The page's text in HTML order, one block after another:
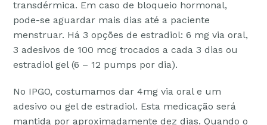
transdérmica. Em caso de bloqueio hormonal,
pode-se aguardar mais dias até a paciente
menstruar. Há 3 opções de estradiol: 6 mg via oral,
3 adesivos de 100 mcg trocados a cada 3 dias ou
estradiol gel (6 – 12 pumps por dia).
No IPGO, costumamos dar 4mg via oral e um
adesivo ou gel de estradiol. Esta medicação será
mantida por aproximadamente dez dias. Quando o